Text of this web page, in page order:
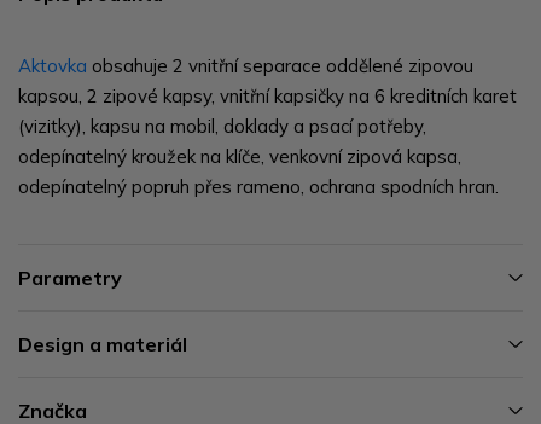
Aktovka obsahuje 2 vnitřní separace oddělené zipovou
kapsou, 2 zipové kapsy, vnitřní kapsičky na 6 kreditních karet
(vizitky), kapsu na mobil, doklady a psací potřeby,
odepínatelný kroužek na klíče, venkovní zipová kapsa,
odepínatelný popruh přes rameno, ochrana spodních hran.
Parametry
Design a materiál
Značka